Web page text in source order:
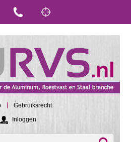
Gebruiksrecht
Inloggen